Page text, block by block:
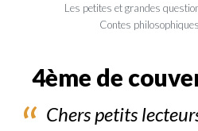
Les petites et grandes
Contes
4ème de
Chers petits